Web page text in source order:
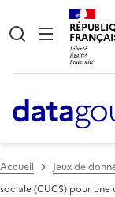
Accueil Jeux de
sociale (CUCS) pour